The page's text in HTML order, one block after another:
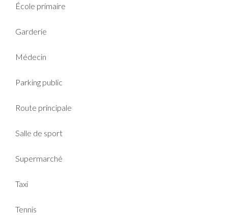
École primaire
Garderie
Médecin
Parking public
Route principale
Salle de sport
Supermarché
Taxi
Tennis